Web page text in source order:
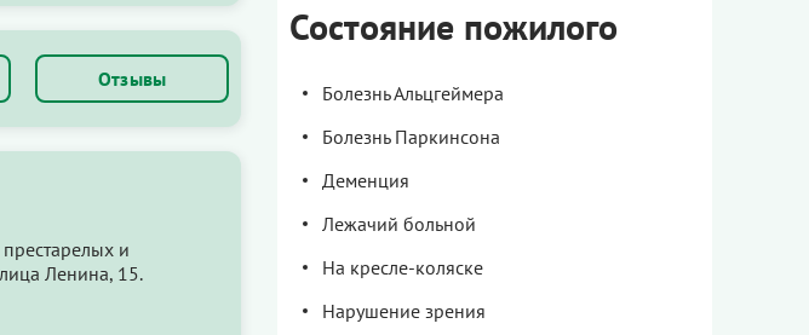
Отзывы
и
Ленина, 15.
Состояние пожилого
Болезнь Альцгеймера
Болезнь Паркинсона
Деменция
Лежачий больной
На кресле-коляске
Нарушение зрения